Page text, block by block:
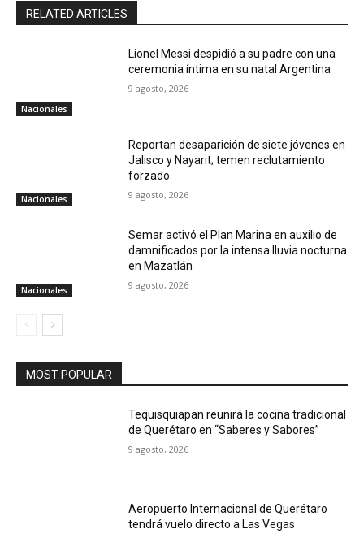
RELATED ARTICLES
Nacionales
Lionel Messi despidió a su padre con una
ceremonia íntima en su natal Argentina
9 agosto, 2026
Nacionales
Reportan desaparición de siete jóvenes en
Jalisco y Nayarit; temen reclutamiento
forzado
9 agosto, 2026
Nacionales
Semar activó el Plan Marina en auxilio de
damnificados por la intensa lluvia nocturna
en Mazatlán
9 agosto, 2026
MOST POPULAR
Tequisquiapan reunirá la cocina tradicional
de Querétaro en “Saberes y Sabores”
9 agosto, 2026
Aeropuerto Internacional de Querétaro
tendrá vuelo directo a Las Vegas